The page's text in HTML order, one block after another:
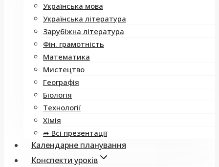
Українська мова
Українська література
Зарубіжна література
Фін. грамотність
Математика
Мистецтво
Географія
Біологія
Технології
Хімія
➦ Всі презентації
Календарне планування
Конспекти уроків